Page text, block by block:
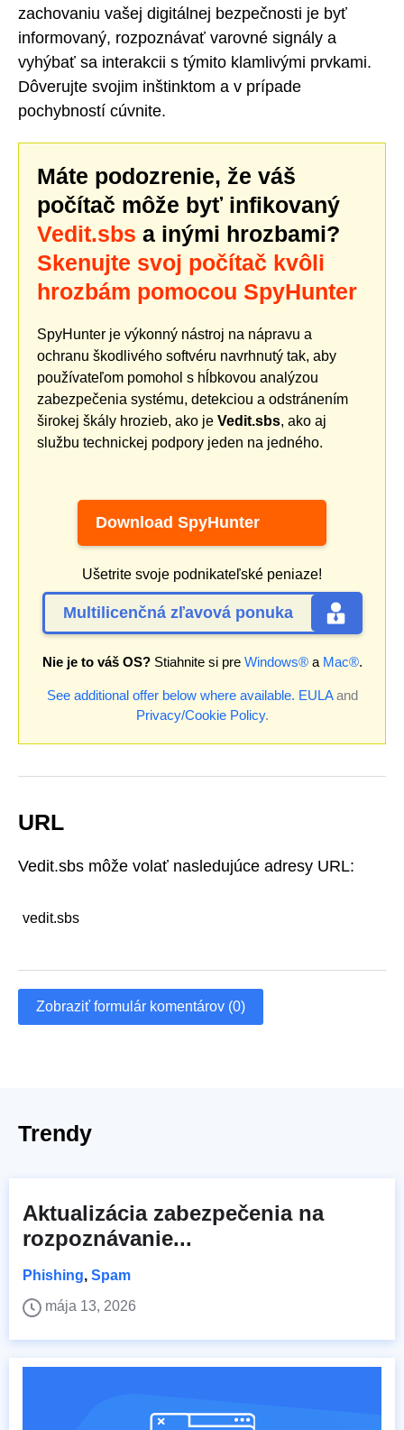
zachovaniu vašej digitálnej bezpečnosti je byť
informovaný, rozpoznávať varovné signály a
vyhýbať sa interakcii s týmito klamlivými prvkami.
Dôverujte svojim inštinktom a v prípade
pochybností cúvnite.
Máte podozrenie, že váš
počítač môže byť infikovaný
Vedit.sbs a inými hrozbami?
Skenujte svoj počítač kvôli
hrozbám pomocou SpyHunter
SpyHunter je výkonný nástroj na nápravu a
ochranu škodlivého softvéru navrhnutý tak, aby
používateľom pomohol s hĺbkovou analýzou
zabezpečenia systému, detekciou a odstránením
širokej škály hrozieb, ako je Vedit.sbs, ako aj
službu technickej podpory jeden na jedného.
Download SpyHunter
Ušetrite svoje podnikateľské peniaze!
Multilicenčná zľavová ponuka
Nie je to váš OS?Stiahnite si pre Windows®a Mac®.
See additional offer below where available. EULAand
Privacy/Cookie Policy.
URL
Vedit.sbs môže volať nasledujúce adresy URL:
vedit.sbs
Zobraziť formulár komentárov (0)
Trendy
Aktualizácia zabezpečenia na
rozpoznávanie...
Phishing, Spam
mája 13, 2026